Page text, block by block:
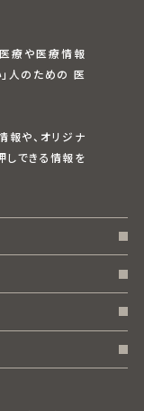
療や医療情報
人のための 医
や、オリジナ
しできる情報を